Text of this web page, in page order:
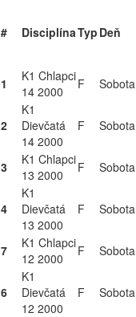
# DisciplínaTyp Deň
1
K1 Chlapci
14 2000
F Sobota
2
K1
Dievčatá
14 2000
F Sobota
3
K1 Chlapci
13 2000
F Sobota
4
K1
Dievčatá
13 2000
F Sobota
7
K1 Chlapci
12 2000
F Sobota
6
K1
Dievčatá
12 2000
F Sobota